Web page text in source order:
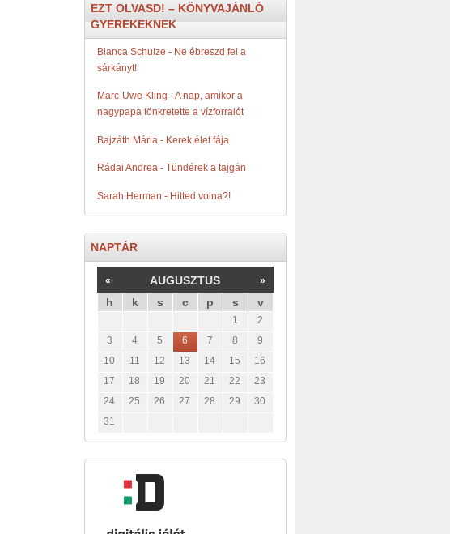
EZT OLVASD! – KÖNYVAJÁNLÓ
GYEREKEKNEK
Bianca Schulze - Ne ​ébreszd fel a
sárkányt!
Marc-Uwe Kling - A ​nap, amikor a
nagypapa tönkretette a vízforralót
Bajzáth Mária - Kerek ​élet fája
Rádai Andrea - Tündérek ​a tajgán
Sarah Herman - Hitted ​volna?!
NAPTÁR
AUGUSZTUS
« »
h k s c p s v
1
2
3
4 5 6 7 8
9
10
11 12 13 14 15
16
17
18 19 20 21 22
23
24
25 26 27 28 29
30
31